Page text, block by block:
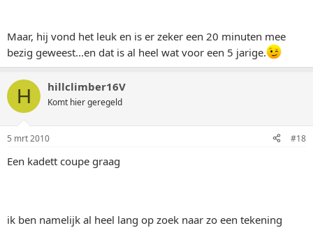
Maar, hij vond het leuk en is er zeker een 20 minuten mee
bezig geweest...en dat is al heel wat voor een 5 jarige.
H hillclimber16V
Komt hier geregeld
5 mrt 2010 #18
Een kadett coupe graag
ik ben namelijk al heel lang op zoek naar zo een tekening